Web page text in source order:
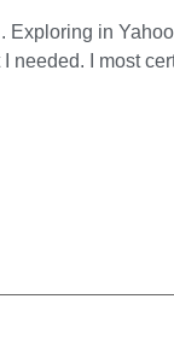
Exploring in
I most